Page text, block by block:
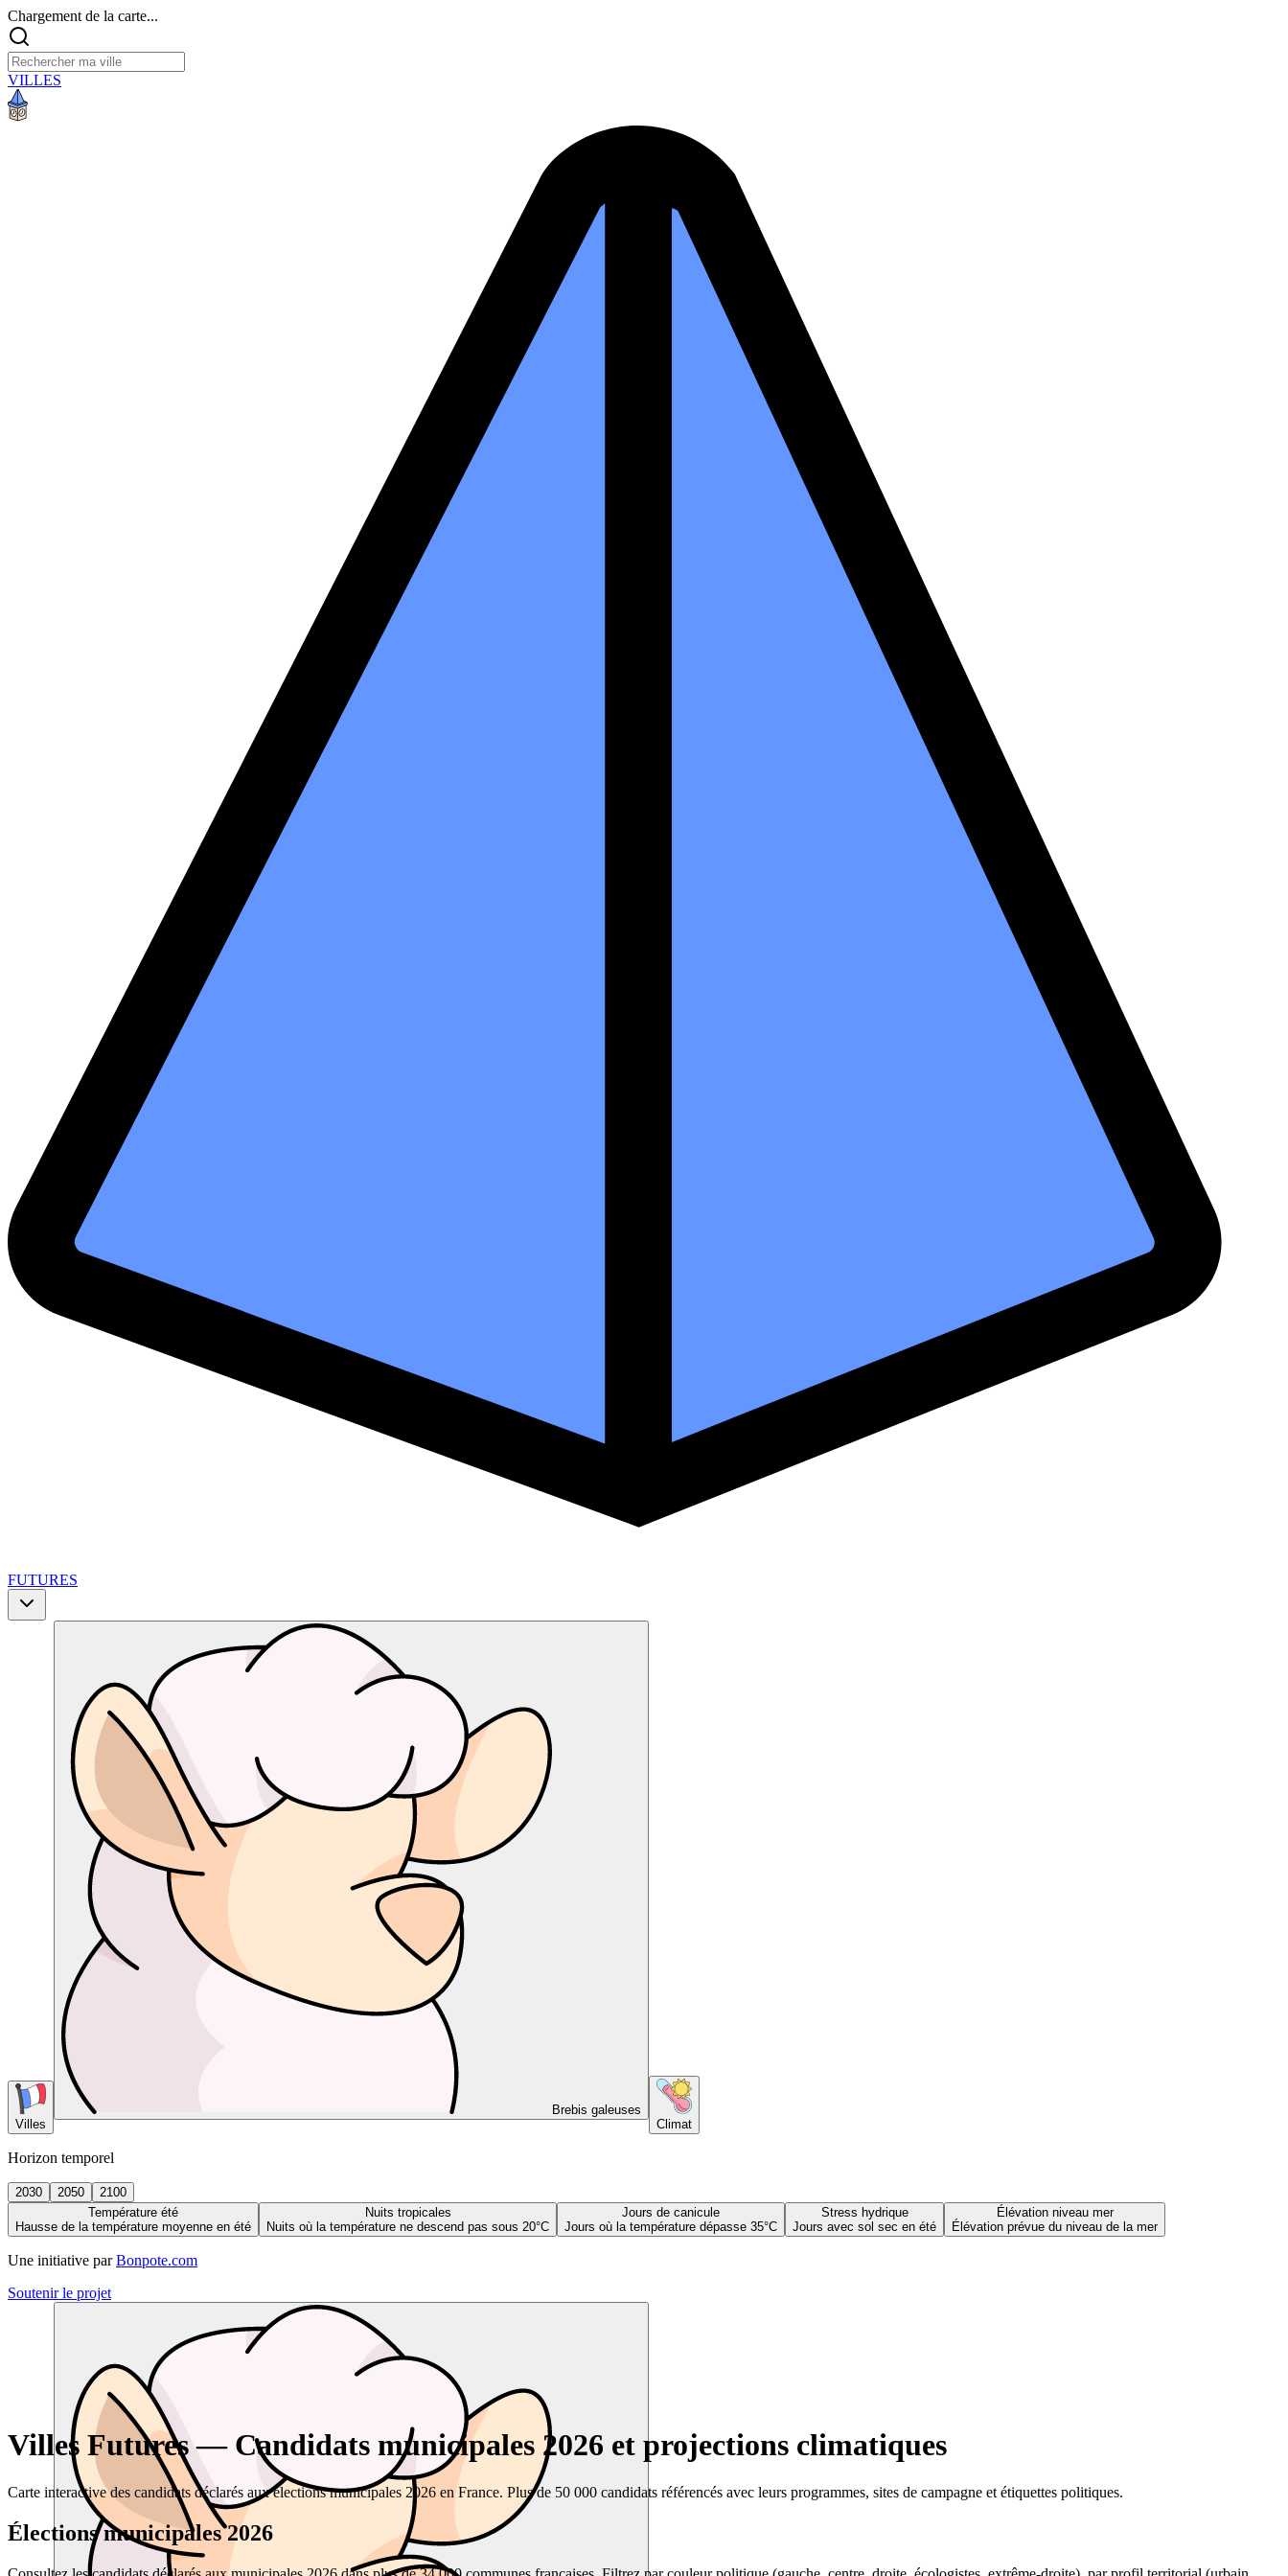
Chargement de la carte...
VILLES
FUTURES
Villes
Brebis galeuses
Climat
Horizon temporel
2030 2050
2100
Température été
Hausse de la température moyenne en été
Nuits tropicales
Nuits où la température ne descend pas sous 20°C
Jours de canicule
Jours où la température dépasse 35°C
Stress hydrique
Jours avec sol sec en été
Élévation niveau mer
Élévation prévue du niveau de la mer
Une initiative par Bonpote.com
Soutenir le projet
Villes Futures — Candidats municipales 2026 et projections climatiques
Carte interactive des candidats déclarés aux élections municipales 2026 en France. Plus de 50 000 candidats référencés avec leurs programmes, sites de campagne et étiquettes politiques.
Élections municipales 2026